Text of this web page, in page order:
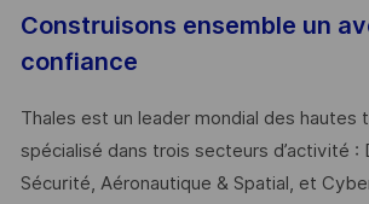
Construisons ensemble un
confiance
Thales est un leader mondial des hautes
spécialisé dans trois secteurs d’activité :
Sécurité, Aéronautique & Spatial, et Cyber